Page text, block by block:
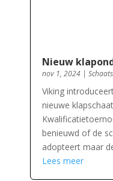
Nieuw
nov 1, 2024|
Viking
nieuwe
benieuwd of de
adopteert maar
Lees meer